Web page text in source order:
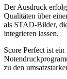
Der Ausdruck
Qualitäten über
als STAD-Bilder,
integrieren lassen.
Score Perfect ist
zu den